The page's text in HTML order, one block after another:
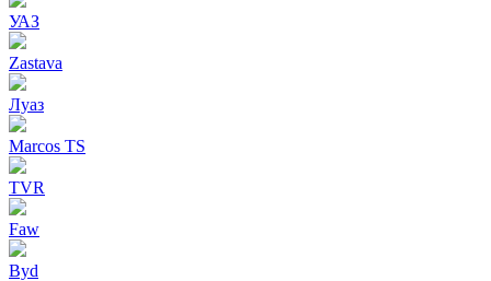
УАЗ
Zastava
Луаз
Marcos TS
TVR
Faw
Byd